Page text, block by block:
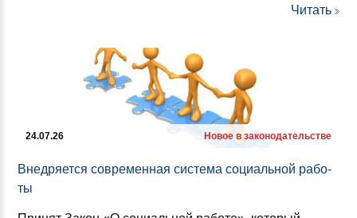
Читать
24.07.26 Новое в законодательстве
Внед­ря­ет­ся сов­ре­мен­ная сис­те­ма со­ци­аль­ной ра­бо­
ты